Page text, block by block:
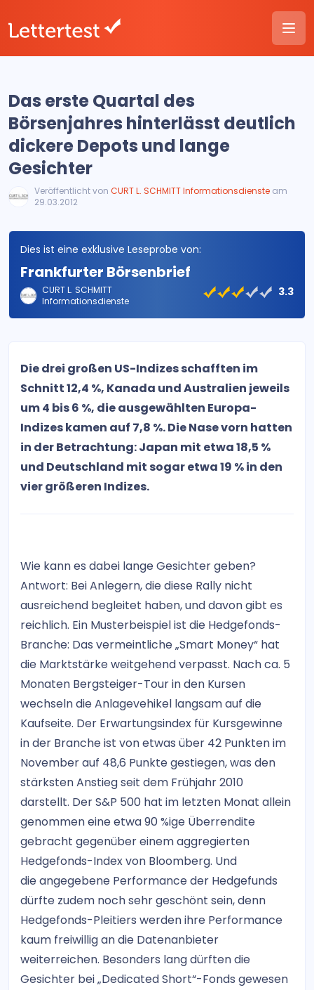
Das erste Quartal des
Börsenjahres hinterlässt deutlich
dickere Depots und lange
Gesichter
Veröffentlicht vonCURT L. SCHMITT Informationsdienste am
29.03.2012
Dies ist eine exklusive Leseprobe von:
Frankfurter Börsenbrief
CURT L. SCHMITT
Informationsdienste
3.3
Die drei großen US-Indizes schafften im
Schnitt 12,4 %, Kanada und Australien jeweils
um 4 bis 6 %, die ausgewählten Europa-
Indizes kamen auf 7,8 %. Die Nase vorn hatten
in der Betrachtung: Japan mit etwa 18,5 %
und Deutschland mit sogar etwa 19 % in den
vier größeren Indizes.
Wie kann es dabei lange Gesichter geben?
Antwort: Bei Anlegern, die diese Rally nicht
ausreichend begleitet haben, und davon gibt es
reichlich. Ein Musterbeispiel ist die Hedgefonds-
Branche: Das vermeintliche „Smart Money“ hat
die Marktstärke weitgehend verpasst. Nach ca. 5
Monaten Bergsteiger-Tour in den Kursen
wechseln die Anlagevehikel langsam auf die
Kaufseite. Der Erwartungsindex für Kursgewinne
in der Branche ist von etwas über 42 Punkten im
November auf 48,6 Punkte gestiegen, was den
stärksten Anstieg seit dem Frühjahr 2010
darstellt. Der S&P 500 hat im letzten Monat allein
genommen eine etwa 90 %ige Überrendite
gebracht gegenüber einem aggregierten
Hedgefonds-Index von Bloomberg. Und
die angegebene Performance der Hedgefunds
dürfte zudem noch sehr geschönt sein, denn
Hedgefonds-Pleitiers werden ihre Performance
kaum freiwillig an die Datenanbieter
weiterreichen. Besonders lang dürften die
Gesichter bei „Dedicated Short“-Fonds gewesen